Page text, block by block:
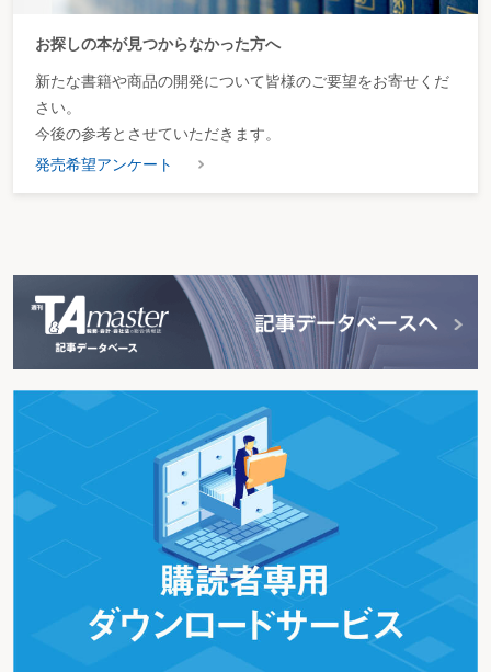
お探しの本が見つからなかった方へ
新たな書籍や商品の開発について皆様のご要望をお寄せくだ
さい。
今後の参考とさせていただきます。
発売希望アンケート